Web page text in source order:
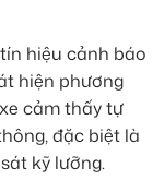
hiệu cảnh báo
hiện phương
cảm thấy tự
đặc biệt là
kỹ lưỡng.